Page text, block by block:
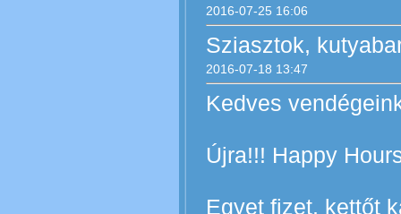
2016-07-25 16:06
2016-07-18 13:47
Sziasztok,
Kedves
Újra!!! Happy
Egyet fizet, kettőt